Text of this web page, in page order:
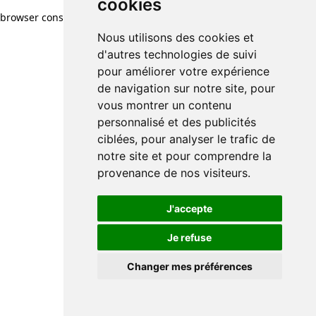
cookies
Nous utilisons des cookies et
d'autres technologies de suivi
pour améliorer votre expérience
de navigation sur notre site, pour
vous montrer un contenu
personnalisé et des publicités
ciblées, pour analyser le trafic de
notre site et pour comprendre la
provenance de nos visiteurs.
J'accepte
Je refuse
Changer mes préférences
browser console for more information)